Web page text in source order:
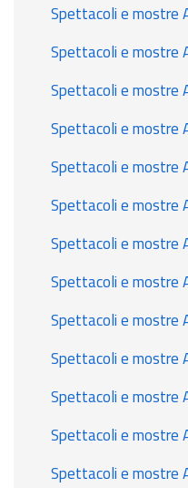
Spettacoli e mostre
Spettacoli e mostre
Spettacoli e mostre
Spettacoli e mostre
Spettacoli e mostre
Spettacoli e mostre
Spettacoli e mostre
Spettacoli e mostre
Spettacoli e mostre
Spettacoli e mostre
Spettacoli e mostre
Spettacoli e mostre
Spettacoli e mostre